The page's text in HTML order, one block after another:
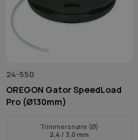
24-550
OREGON Gator SpeedLoad
Pro (Ø130mm)
Trimmersnøre (Ø)
2,4 / 3,0 mm